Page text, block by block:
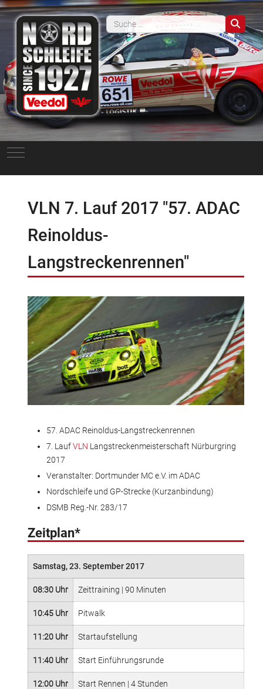
Mobile Menu Toggle
VLN 7. Lauf 2017 "57. ADAC
Reinoldus-
Langstreckenrennen"
57. ADAC Reinoldus-Langstreckenrennen
7. LaufVLN Langstreckenmeisterschaft Nürburgring
2017
Veranstalter: Dortmunder MC e.V. im ADAC
Nordschleife und GP-Strecke (Kurzanbindung)
DSMB Reg.-Nr. 283/17
Zeitplan*
Samstag, 23. September 2017
08:30 Uhr Zeittraining | 90 Minuten
10:45 Uhr Pitwalk
11:20 Uhr Startaufstellung
11:40 Uhr Start Einführungsrunde
12:00 Uhr Start Rennen | 4 Stunden